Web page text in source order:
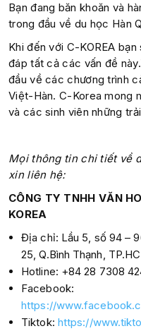
Bạn đang băn khoăn và
trong đầu về du học Hàn
Khi đến với C-KOREA
đáp tất cả các vấn đề
đầu về các chương trình
Việt-Hàn. C-Korea mong
và các sinh viên những
Mọi thông tin chi tiết về
xin liên hệ:
CÔNG TY TNHH VĂN
KOREA
Địa chỉ: Lầu 5, số 94 –
25, Q.Bình Thạnh,
Hotline: +84 28 7308
Facebook:
https://
Tiktok: https://